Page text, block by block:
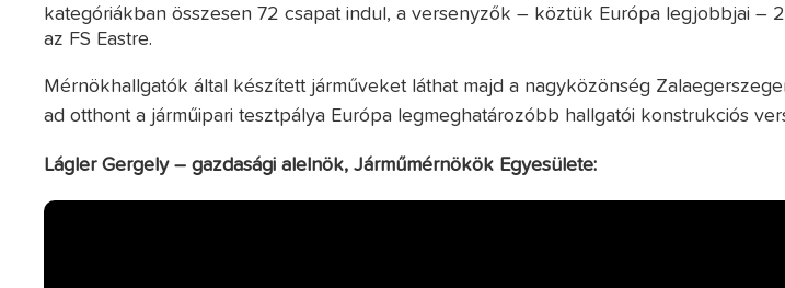
kategóriákban összesen 72 csapat indul, a versenyzők – köztük Európa legjobbjai –
az FS Eastre.
Mérnökhallgatók által készített járműveket láthat majd a nagyközönség
ad otthont a járműipari tesztpálya Európa legmeghatározóbb hallgatói konstrukciós
Lágler Gergely – gazdasági alelnök, Járműmérnökök Egyesülete: